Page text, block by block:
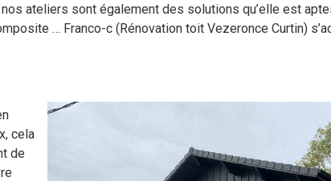
ateliers sont également des solutions qu’elle est
… Franco-c (Rénovation toit Vezeronce Curtin)
cela
de